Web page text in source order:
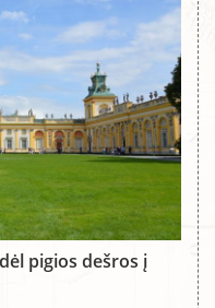
pigios dešros į